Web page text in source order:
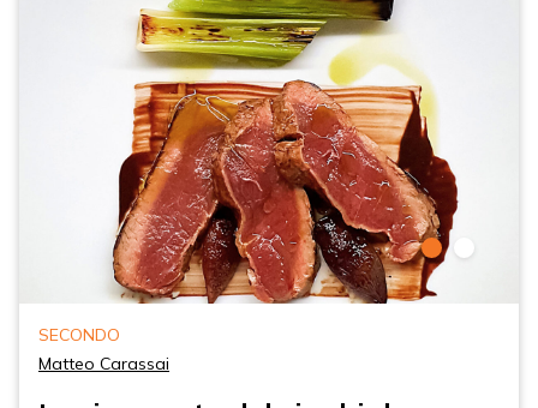
SECONDO
Matteo Carassai